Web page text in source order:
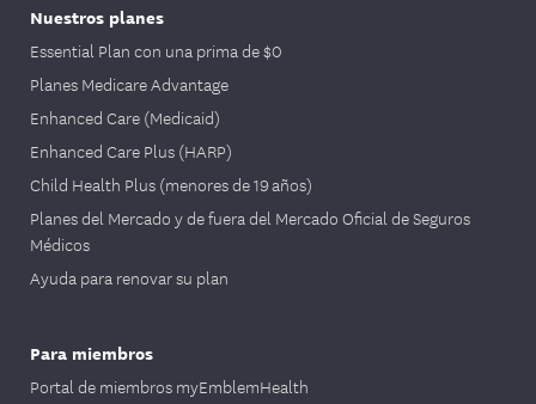
Nuestros planes
Essential Plan con una prima de $0
Planes Medicare Advantage
Enhanced Care (Medicaid)
Enhanced Care Plus (HARP)
Child Health Plus (menores de 19 años)
Planes del Mercado y de fuera del Mercado Oficial de Seguros
Médicos
Ayuda para renovar su plan
Para miembros
Portal de miembros myEmblemHealth